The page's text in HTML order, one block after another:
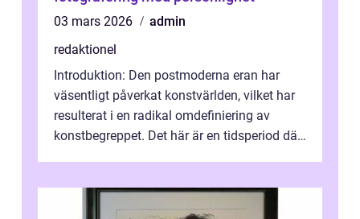
03 mars 2026
admin
redaktionel
Introduktion: Den postmoderna eran har
väsentligt påverkat konstvärlden, vilket har
resulterat i en radikal omdefiniering av
konstbegreppet. Det här är en tidsperiod där